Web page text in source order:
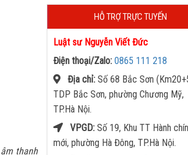
thanh
HỖ TRỢ TRỰC TUYẾN
Luật sư Nguyễn Viết Đức
Điện thoại/Zalo: 0865 111 218
Địa chỉ:Số 68 Bắc Sơn
TDP Bắc Sơn, phường Chương Mỹ,
TP.Hà Nội.
VPGD:Số 19, Khu TT Hành
mới, phường Hà Đông, TP.Hà Nội.